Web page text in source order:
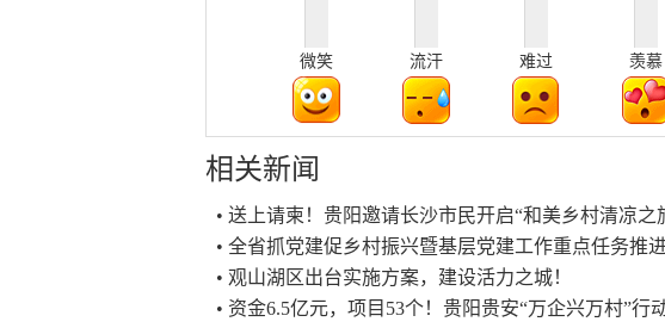
微笑 流汗 难过 羡慕
相关新闻
• 送上请柬！贵阳邀请长沙市民开启“和美乡村清凉之
• 全省抓党建促乡村振兴暨基层党建工作重点任务推
• 观山湖区出台实施方案，建设活力之城！
• 资金6.5亿元，项目53个！贵阳贵安“万企兴万村”行